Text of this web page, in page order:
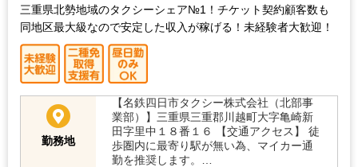
三重県北勢地域のタクシーシェア№1！チケット契約顧客数も
同地区最大級なので安定した収入が稼げる！未経験者大歓迎！
勤務地
【名鉄四日市タクシー株式会社（北部事
業部）】三重県三重郡川越町大字亀崎新
田字里中１８番１６ 【交通アクセス】 徒
歩圏内に最寄り駅が無い為、マイカー通
勤を推奨します。…